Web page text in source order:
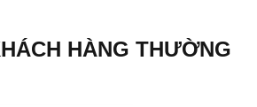
HÀNG THƯỜNG